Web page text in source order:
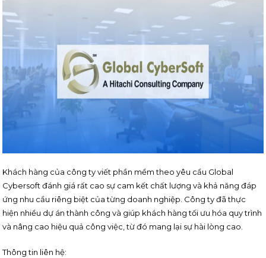
Khách hàng của công ty viết phần mềm theo yêu cầu Global
Cybersoft đánh giá rất cao sự cam kết chất lượng và khả năng đáp
ứng nhu cầu riêng biệt của từng doanh nghiệp. Công ty đã thực
hiện nhiều dự án thành công và giúp khách hàng tối ưu hóa quy trình
và nâng cao hiệu quả công việc, từ đó mang lại sự hài lòng cao.
Thông tin liên hệ: